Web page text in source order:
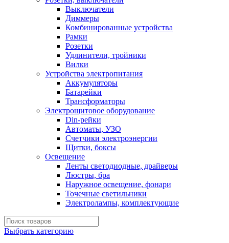
Выключатели
Диммеры
Комбинированные устройства
Рамки
Розетки
Удлинители, тройники
Вилки
Устройства электропитания
Аккумуляторы
Батарейки
Трансформаторы
Электрощитовое оборудование
Din-рейки
Автоматы, УЗО
Счетчики электроэнергии
Щитки, боксы
Освещение
Ленты светодиодные, драйверы
Люстры, бра
Наружное освещение, фонари
Точечные светильники
Электролампы, комплектующие
Выбрать категорию